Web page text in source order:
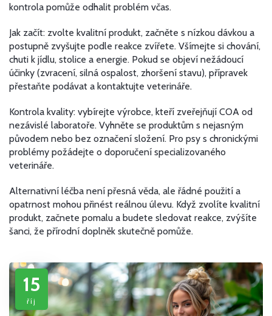
kontrola pomůže odhalit problém včas.
Jak začít: zvolte kvalitní produkt, začněte s nízkou dávkou a
postupně zvyšujte podle reakce zvířete. Všímejte si chování,
chuti k jídlu, stolice a energie. Pokud se objeví nežádoucí
účinky (zvracení, silná ospalost, zhoršení stavu), přípravek
přestaňte podávat a kontaktujte veterináře.
Kontrola kvality: vybírejte výrobce, kteří zveřejňují COA od
nezávislé laboratoře. Vyhněte se produktům s nejasným
původem nebo bez označení složení. Pro psy s chronickými
problémy požádejte o doporučení specializovaného
veterináře.
Alternativní léčba není přesná věda, ale řádné použití a
opatrnost mohou přinést reálnou úlevu. Když zvolíte kvalitní
produkt, začnete pomalu a budete sledovat reakce, zvýšíte
šanci, že přírodní doplněk skutečně pomůže.
15
říj